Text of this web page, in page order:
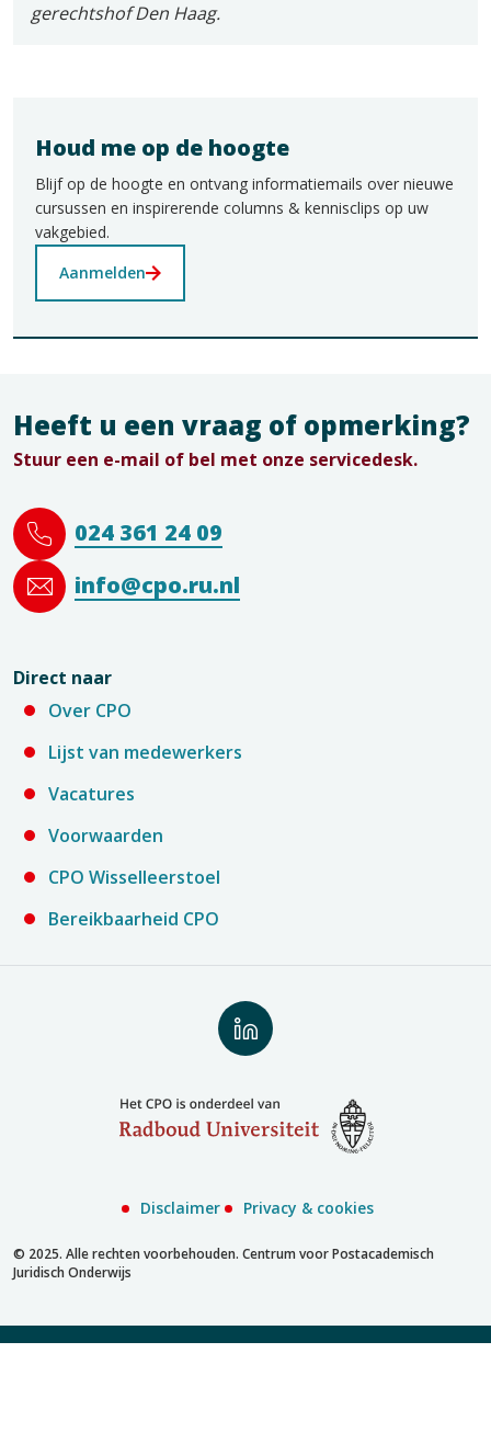
gerechtshof Den Haag.
Houd me op de hoogte
Blijf op de hoogte en ontvang informatiemails over nieuwe
cursussen en inspirerende columns & kennisclips op uw
vakgebied.
Aanmelden
Heeft u een vraag of opmerking?
Stuur een e-mail of bel met onze servicedesk.
024 361 24 09
info@cpo.ru.nl
Direct naar
Over CPO
Lijst van medewerkers
Vacatures
Voorwaarden
CPO Wisselleerstoel
Bereikbaarheid CPO
Volg
ons
LinkedIn
© 2025. Alle rechten voorbehouden. Centrum voor Postacademisch
Juridisch Onderwijs
Disclaimer Privacy & cookies
Inschrijven met account